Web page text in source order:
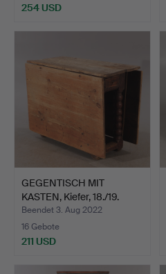
254 USD
GEGENTISCH MIT
KASTEN, Kiefer, 18./19.
Jah…
Beendet 3. Aug 2022
16 Gebote
211 USD